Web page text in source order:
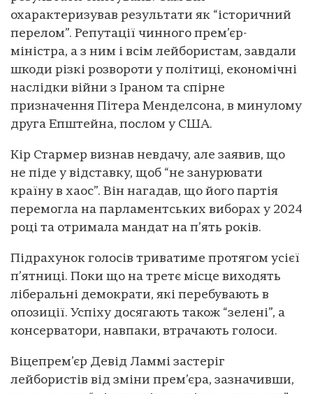
охарактеризував результати як “історичний
перелом”. Репутації чинного прем’єр-
міністра, а з ним і всім лейбористам, завдали
шкоди різкі розвороти у політиці, економічні
наслідки війни з Іраном та спірне
призначення Пітера Менделсона, в минулому
друга Епштейна, послом у США.
Кір Стармер визнав невдачу, але заявив, що
не піде у відставку, щоб “не занурювати
країну в хаос”. Він нагадав, що його партія
перемогла на парламентських виборах у 2024
році та отримала мандат на п’ять років.
Підрахунок голосів триватиме протягом усієї
п’ятниці. Поки що на третє місце виходять
ліберальні демократи, які перебувають в
опозиції. Успіху досягають також “зелені”, а
консерватори, навпаки, втрачають голоси.
Віцепрем’єр Девід Ламмі застеріг
лейбористів від зміни прем’єра, зазначивши,